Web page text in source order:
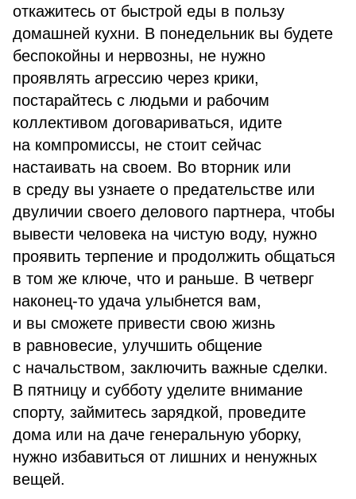
откажитесь от быстрой еды в пользу
домашней кухни. В понедельник вы будете
беспокойны и нервозны, не нужно
проявлять агрессию через крики,
постарайтесь с людьми и рабочим
коллективом договариваться, идите
на компромиссы, не стоит сейчас
настаивать на своем. Во вторник или
в среду вы узнаете о предательстве или
двуличии своего делового партнера, чтобы
вывести человека на чистую воду, нужно
проявить терпение и продолжить общаться
в том же ключе, что и раньше. В четверг
наконец-то удача улыбнется вам,
и вы сможете привести свою жизнь
в равновесие, улучшить общение
с начальством, заключить важные сделки.
В пятницу и субботу уделите внимание
спорту, займитесь зарядкой, проведите
дома или на даче генеральную уборку,
нужно избавиться от лишних и ненужных
вещей.